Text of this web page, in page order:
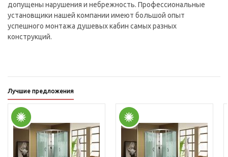
допущены нарушения и небрежность. Профессиональные
установщики нашей компании имеют большой опыт
успешного монтажа душевых кабин самых разных
конструкций.
Лучшие предложения